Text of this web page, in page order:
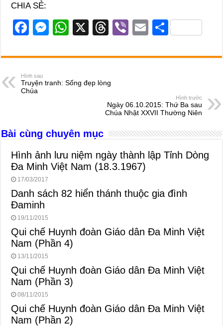
CHIA SẺ:
F
c
e
b
k
M
ss
n
W
at
s
A
X
T
e
d
s
Vi
er
E
ail
S
ar
Hình sau
Truyện tranh: Sống đẹp lòng
Chúa
Hình trước
Ngày 06.10.2015: Thứ Ba sau
Chúa Nhật XXVII Thường Niên
Bài cùng chuyên mục
Hình ảnh lưu niệm ngày thành lập Tỉnh Dòng
Đa Minh Việt Nam (18.3.1967)
17/03/2017
Danh sách 82 hiển thánh thuộc gia đình
Đaminh
19/11/2015
Qui chế Huynh đoàn Giáo dân Đa Minh Việt
Nam (Phần 4)
13/11/2015
Qui chế Huynh đoàn Giáo dân Đa Minh Việt
Nam (Phần 3)
08/11/2015
Qui chế Huynh đoàn Giáo dân Đa Minh Việt
Nam (Phần 2)